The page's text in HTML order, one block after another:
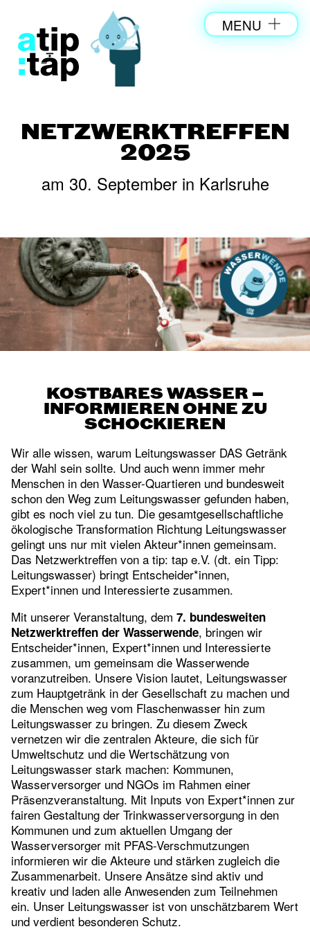
MENU
NETZWERKTREFFEN
2025
am 30. September in Karlsruhe
KOSTBARES WASSER –
INFORMIEREN OHNE ZU
SCHOCKIEREN
Wir alle wissen, warum Leitungswasser DAS Getränk
der Wahl sein sollte. Und auch wenn immer mehr
Menschen in den Wasser-Quartieren und bundesweit
schon den Weg zum Leitungswasser gefunden haben,
gibt es noch viel zu tun. Die gesamtgesellschaftliche
ökologische Transformation Richtung Leitungswasser
gelingt uns nur mit vielen Akteur*innen gemeinsam.
Das Netzwerktreffen von a tip: tap e.V. (dt. ein Tipp:
Leitungswasser) bringt Entscheider*innen,
Expert*innen und Interessierte zusammen.
Mit unserer Veranstaltung, dem 7. bundesweiten
Netzwerktreffen der Wasserwende, bringen wir
Entscheider*innen, Expert*innen und Interessierte
zusammen, um gemeinsam die Wasserwende
voranzutreiben. Unsere Vision lautet, Leitungswasser
zum Hauptgetränk in der Gesellschaft zu machen und
die Menschen weg vom Flaschenwasser hin zum
Leitungswasser zu bringen. Zu diesem Zweck
vernetzen wir die zentralen Akteure, die sich für
Umweltschutz und die Wertschätzung von
Leitungswasser stark machen: Kommunen,
Wasserversorger und NGOs im Rahmen einer
Präsenzveranstaltung. Mit Inputs von Expert*innen zur
fairen Gestaltung der Trinkwasserversorgung in den
Kommunen und zum aktuellen Umgang der
Wasserversorger mit PFAS-Verschmutzungen
informieren wir die Akteure und stärken zugleich die
Zusammenarbeit. Unsere Ansätze sind aktiv und
kreativ und laden alle Anwesenden zum Teilnehmen
ein. Unser Leitungswasser ist von unschätzbarem Wert
und verdient besonderen Schutz.